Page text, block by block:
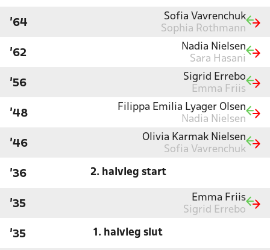
'64
Sofia Vavrenchuk
Sophia Rothmann
'62
Nadia Nielsen
Sara Hasani
'56
Sigrid Errebo
Emma Friis
'48
Filippa Emilia Lyager Olsen
Nadia Nielsen
'46
Olivia Karmak Nielsen
Sofia Vavrenchuk
'36 2. halvleg start
'35
Emma Friis
Sigrid Errebo
'35 1. halvleg slut